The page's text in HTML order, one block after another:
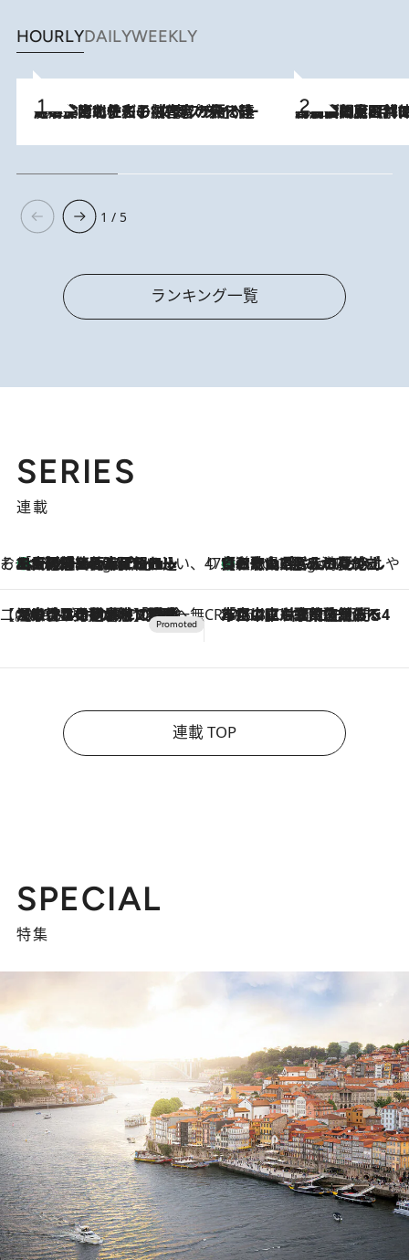
HOURLYDAILYWEEKLY
2026.8.3
《「文士の子ども被害者の会」発足！》阿川佐和子（72）が語る遠藤周作に北杜夫、劇作家・矢代静一の子どもたちの“文豪プライベート事件簿” 2026.8.8
「最後に見られてよかった」上野動物園の東園パンダ舎が解体前に特別公開。8月16日まで延長されたパネル展と共に辿る“半世紀”のパンダ飼育《解体工事の図面あり》
1 / 5
ランキング一覧
SERIES
連載
そおだよおこの関西おいしい、おやつ紀行6 Hours Ago
［大阪府箕面市］一皿一皿目の前で仕上げられる、料理を巧みに組み込んだアシェットデセールコース「ミチル アシェット デセール（Michiru assiette dessert）」 47都道府県の手みやげ ひんやりスイーツで夏を満喫
6 Hours Ago
【和歌山県】この夏絶対食べたい 冷やしておいしいおやつ3選 みかんがごろっと丸ごと入ったジュレ
【CREA×星野リゾート】唯一無二。癒しと発見が待つ場所へ
2026.8.7
【トンボの足水浴】ヒノキの香りに包まれて涼感マックス！約13℃の湧水かけ流しを避暑地「星野温泉 トンボの湯」で体験 CREA'S CHOICE
2026.8.7
「立川にも歌舞伎があるんだよ」 片岡仁左衛門・市川中車ら豪華座組みで4年目の立川立飛歌舞伎へ
連載 TOP
SPECIAL
特集